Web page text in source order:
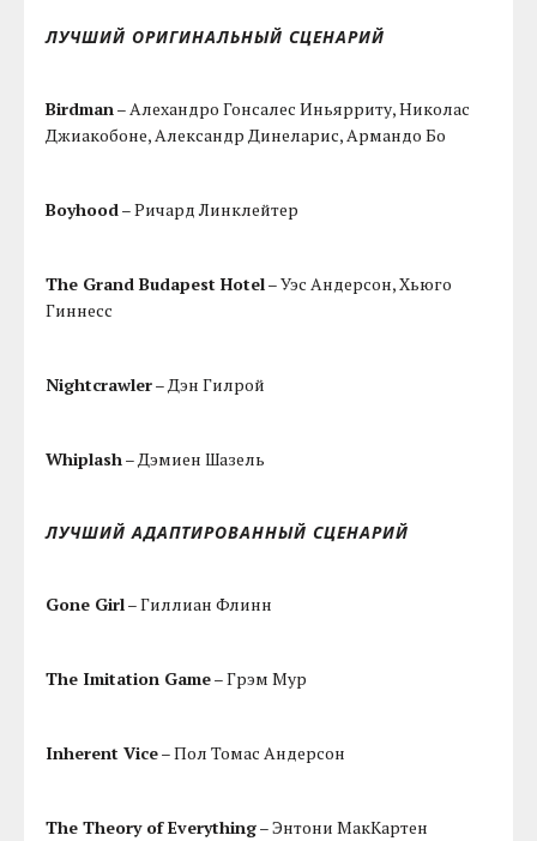
ЛУЧШИЙ ОРИГИНАЛЬНЫЙ СЦЕНАРИЙ
Birdman– Алехандро Гонсалес Иньярриту, Николас
Джиакобоне, Александр Динеларис, Армандо Бо
Boyhood– Ричард Линклейтер
The Grand Budapest Hotel– Уэс Андерсон, Хьюго
Гиннесс
Nightcrawler– Дэн Гилрой
Whiplash– Дэмиен Шазель
ЛУЧШИЙ АДАПТИРОВАННЫЙ СЦЕНАРИЙ
Gone Girl– Гиллиан Флинн
The Imitation Game– Грэм Мур
Inherent Vice– Пол Томас Андерсон
The Theory of Everything– Энтони МакКартен